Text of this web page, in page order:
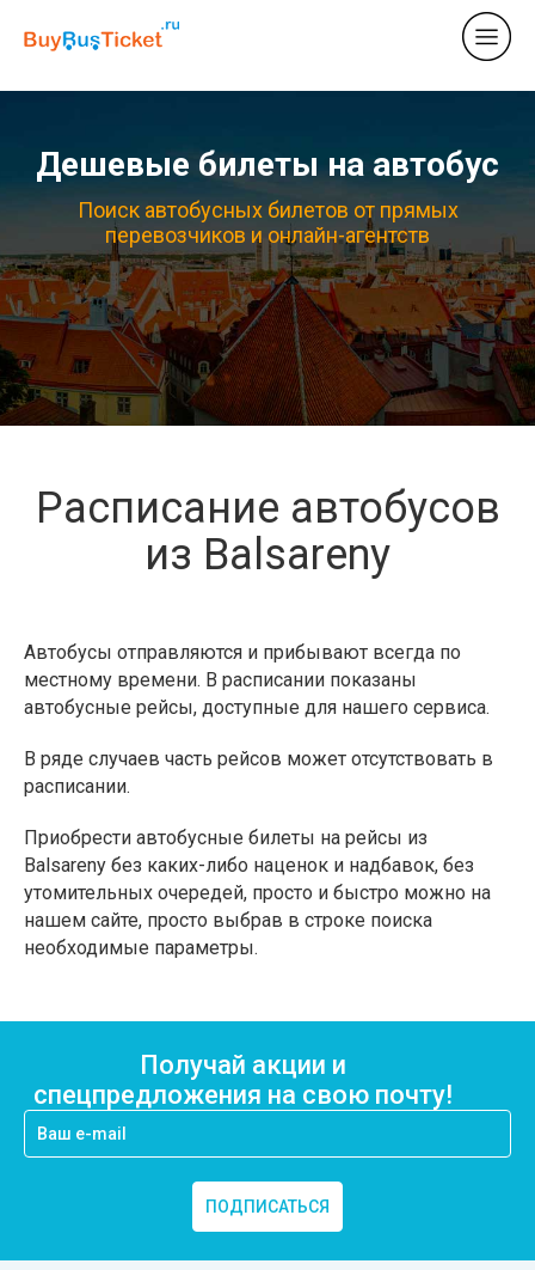
Дешевые билеты на автобус
Поиск автобусных билетов от прямых
перевозчиков и онлайн-агентств
Расписание автобусов
из Balsareny
Автобусы отправляются и прибывают всегда по
местному времени. В расписании показаны
автобусные рейсы, доступные для нашего сервиса.
В ряде случаев часть рейсов может отсутствовать в
расписании.
Приобрести автобусные билеты на рейсы из
Balsareny без каких-либо наценок и надбавок, без
утомительных очередей, просто и быстро можно на
нашем сайте, просто выбрав в строке поиска
необходимые параметры.
Получай акции и
спецпредложения на свою почту!
ПОДПИСАТЬСЯ